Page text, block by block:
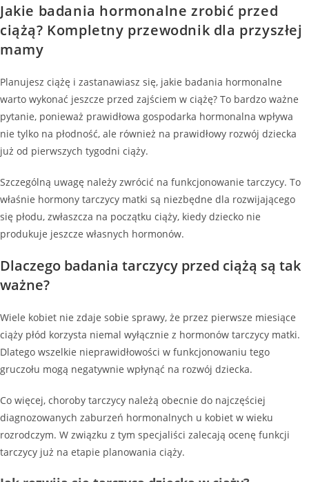
Jakie badania hormonalne zrobić przed
ciążą? Kompletny przewodnik dla przyszłej
mamy
Planujesz ciążę i zastanawiasz się, jakie badania hormonalne
warto wykonać jeszcze przed zajściem w ciążę? To bardzo ważne
pytanie, ponieważ prawidłowa gospodarka hormonalna wpływa
nie tylko na płodność, ale również na prawidłowy rozwój dziecka
już od pierwszych tygodni ciąży.
Szczególną uwagę należy zwrócić na funkcjonowanie tarczycy. To
właśnie hormony tarczycy matki są niezbędne dla rozwijającego
się płodu, zwłaszcza na początku ciąży, kiedy dziecko nie
produkuje jeszcze własnych hormonów.
Dlaczego badania tarczycy przed ciążą są tak
ważne?
Wiele kobiet nie zdaje sobie sprawy, że przez pierwsze miesiące
ciąży płód korzysta niemal wyłącznie z hormonów tarczycy matki.
Dlatego wszelkie nieprawidłowości w funkcjonowaniu tego
gruczołu mogą negatywnie wpłynąć na rozwój dziecka.
Co więcej, choroby tarczycy należą obecnie do najczęściej
diagnozowanych zaburzeń hormonalnych u kobiet w wieku
rozrodczym. W związku z tym specjaliści zalecają ocenę funkcji
tarczycy już na etapie planowania ciąży.